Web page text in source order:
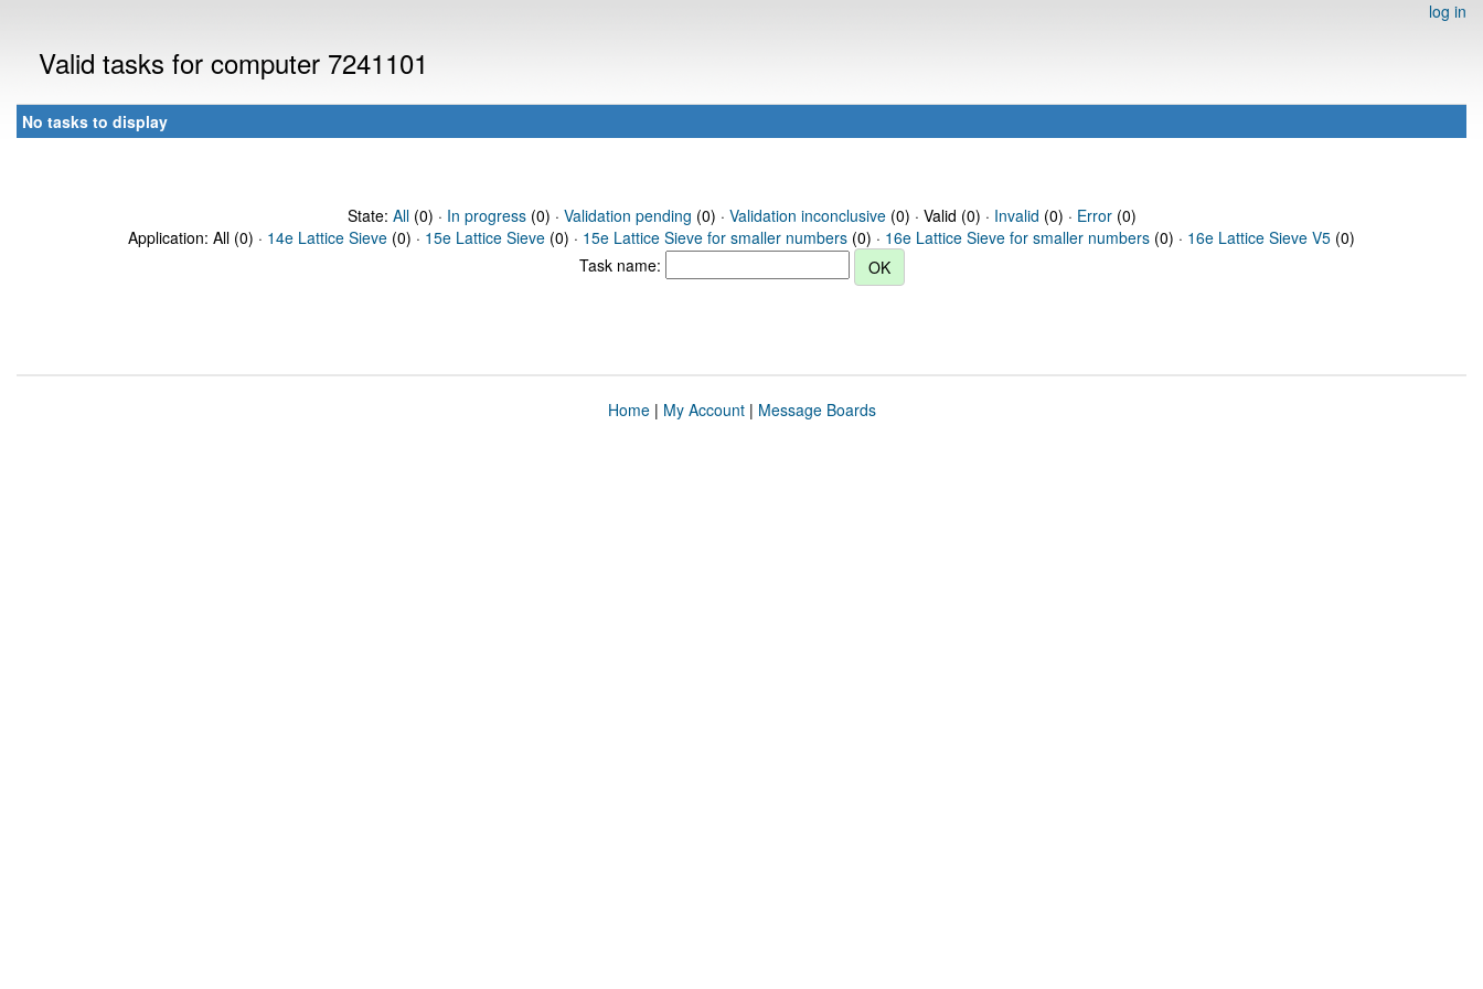
log in
Valid tasks for computer 7241101
No tasks to display
State: All(0) · In progress(0) · Validation pending (0) · Validation inconclusive(0) · Valid (0) · Invalid (0) · Error(0)
Application: All (0) · 14e Lattice Sieve (0) · 15e Lattice Sieve (0) · 15e Lattice Sieve for smaller numbers (0) · 16e Lattice Sieve for smaller numbers (0) · 16e Lattice Sieve V5 (0)
Task name:
Home| My Account| Message Boards